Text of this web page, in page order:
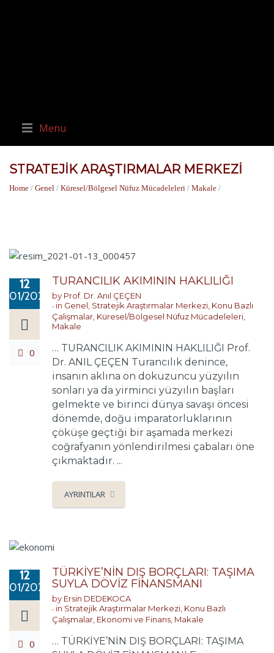
Menu
STRATEJIK ARAŞTIRMALAR MERKEZI
Home / Genel / Küresel/Bölgesel Nüfuz Mücadeleleri / Makale /
12
01/2021
0
TURANCILIK AKIMININ HAKLILIĞI
by Prof. Dr. Anıl ÇEÇEN
in Genel, Stratejik Araştırmalar Merkezi, Konu Bazlı
Çalışmalar, Küresel/Bölgesel Nüfuz Mücadeleleri,
Makale
… TURANCILIK AKIMININ HAKLILIĞI Prof.
Dr. ANIL ÇEÇEN Turancılık denince,
insanın aklına on dokuzuncu yüzyılın
sonları ya da yirminci yüzyılın başları
gelmekte ve birinci dünya savaşı öncesi
dönemde, doğu imparatorluklarının
çöküşe geçtiği bir aşamada merkezi
coğrafyanın yönlendirilmesi çabaları öne
çıkmaktadır. ...
AYRINTILAR
12
01/2021
0
TÜRKİYE’NİN DIŞ BORÇLARI: TAŞIMA
SUYLA DÖVİZ FİNANSMANI
by Ersin DEDEKOCA
in Stratejik Araştırmalar Merkezi Konu Bazlı
Çalışmalar Ekonomi ve Finans Makale
… TÜRKİYE’NİN DIŞ BORÇLARI: TAŞIMA